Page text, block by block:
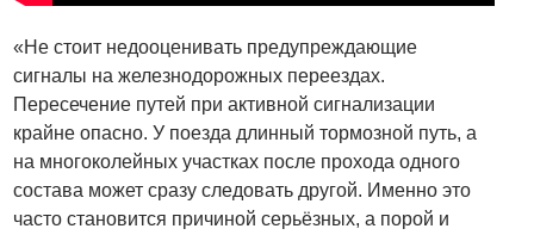
«Не стоит недооценивать предупреждающие
сигналы на железнодорожных переездах.
Пересечение путей при активной сигнализации
крайне опасно. У поезда длинный тормозной путь, а
на многоколейных участках после прохода одного
состава может сразу следовать другой. Именно это
часто становится причиной серьёзных, а порой и